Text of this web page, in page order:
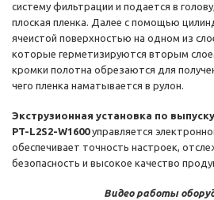
систему фильтрации и подается в
плоская пленка. Далее с помощью
ячеистой поверхностью на одном из
которые герметизируются вторым
кромки полотна обрезаются для
чего пленка наматывается в рулон.
Экструзионная установка по
PT-L2S2-W1600управляется
обеспечивает точность настроек,
безопасность и высокое качество
Видео работы